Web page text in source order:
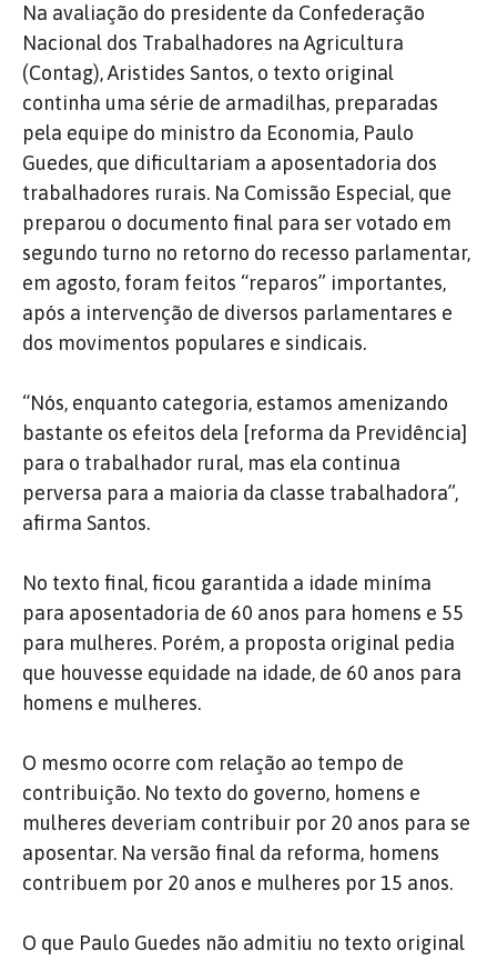
Na avaliação do presidente da Confederação
Nacional dos Trabalhadores na Agricultura
(Contag), Aristides Santos, o texto original
continha uma série de armadilhas, preparadas
pela equipe do ministro da Economia, Paulo
Guedes, que dificultariam a aposentadoria dos
trabalhadores rurais. Na Comissão Especial, que
preparou o documento final para ser votado em
segundo turno no retorno do recesso parlamentar,
em agosto, foram feitos “reparos” importantes,
após a intervenção de diversos parlamentares e
dos movimentos populares e sindicais.
“Nós, enquanto categoria, estamos amenizando
bastante os efeitos dela [reforma da Previdência]
para o trabalhador rural, mas ela continua
perversa para a maioria da classe trabalhadora”,
afirma Santos.
No texto final, ficou garantida a idade miníma
para aposentadoria de 60 anos para homens e 55
para mulheres. Porém, a proposta original pedia
que houvesse equidade na idade, de 60 anos para
homens e mulheres.
O mesmo ocorre com relação ao tempo de
contribuição. No texto do governo, homens e
mulheres deveriam contribuir por 20 anos para se
aposentar. Na versão final da reforma, homens
contribuem por 20 anos e mulheres por 15 anos.
O que Paulo Guedes não admitiu no texto original